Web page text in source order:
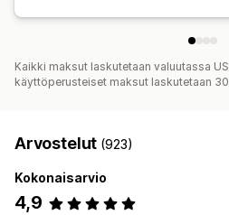
Kaikki maksut laskutetaan valuutassa
käyttöperusteiset maksut laskutetaan
Arvostelut (923)
Kokonaisarvio
4,9